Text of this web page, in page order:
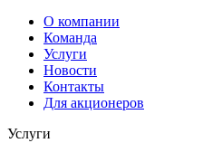
О компании
Команда
Услуги
Новости
Контакты
Для акционеров
Услуги